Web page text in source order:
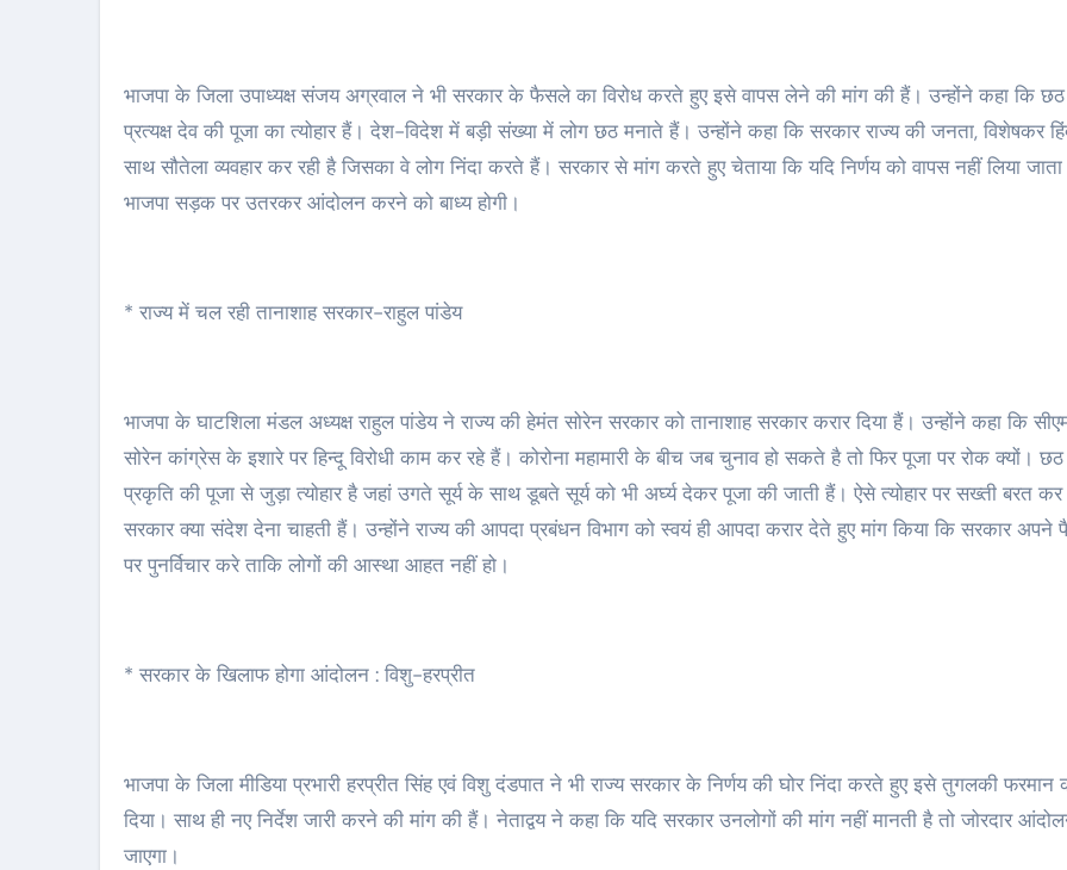
भाजपा के जिला उपाध्यक्ष संजय अग्रवाल ने भी सरकार के फैसले का विरोध करते हुए इसे वापस लेने की मांग की हैं। उन्होंने कहा कि छठ
प्रत्यक्ष देव की पूजा का त्योहार हैं। देश-विदेश में बड़ी संख्या में लोग छठ मनाते हैं। उन्होंने कहा कि सरकार राज्य की जनता, विशेषकर
साथ सौतेला व्यवहार कर रही है जिसका वे लोग निंदा करते हैं। सरकार से मांग करते हुए चेताया कि यदि निर्णय को वापस नहीं लिया जाता
भाजपा सड़क पर उतरकर आंदोलन करने को बाध्य होगी।
* राज्य में चल रही तानाशाह सरकार-राहुल पांडेय
भाजपा के घाटशिला मंडल अध्यक्ष राहुल पांडेय ने राज्य की हेमंत सोरेन सरकार को तानाशाह सरकार करार दिया हैं। उन्होंने कहा कि
सोरेन कांग्रेस के इशारे पर हिन्दू विरोधी काम कर रहे हैं। कोरोना महामारी के बीच जब चुनाव हो सकते है तो फिर पूजा पर रोक क्यों। छठ
प्रकृति की पूजा से जुड़ा त्योहार है जहां उगते सूर्य के साथ डूबते सूर्य को भी अर्घ्य देकर पूजा की जाती हैं। ऐसे त्योहार पर सख्ती बरत
सरकार क्या संदेश देना चाहती हैं। उन्होंने राज्य की आपदा प्रबंधन विभाग को स्वयं ही आपदा करार देते हुए मांग किया कि सरकार
पर पुनर्विचार करे ताकि लोगों की आस्था आहत नहीं हो।
* सरकार के खिलाफ होगा आंदोलन : विशु-हरप्रीत
भाजपा के जिला मीडिया प्रभारी हरप्रीत सिंह एवं विशु दंडपात ने भी राज्य सरकार के निर्णय की घोर निंदा करते हुए इसे तुगलकी फरमान
दिया। साथ ही नए निर्देश जारी करने की मांग की हैं। नेताद्वय ने कहा कि यदि सरकार उनलोगों की मांग नहीं मानती है तो जोरदार
जाएगा।